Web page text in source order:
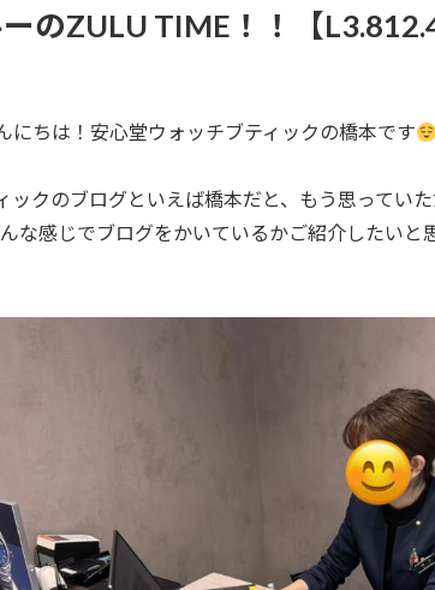
のZULU TIME！！【
にちは！安心堂ウォッチブティックの橋本です
ックのブログといえば橋本だと、もう思ってい
な感じでブログをかいているかご紹介したいと